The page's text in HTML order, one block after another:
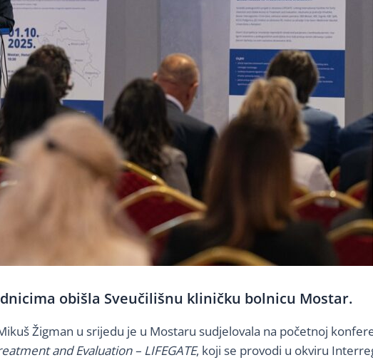
obišla Sveučilišnu kliničku bolnicu Mostar.
Žigman u srijedu je u Mostaru sudjelovala na početnoj
and Evaluation – LIFEGATE, koji se provodi u okviru